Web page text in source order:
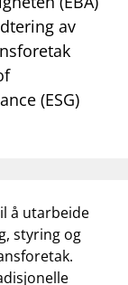
av
(ESG)
å utarbeide
styring og